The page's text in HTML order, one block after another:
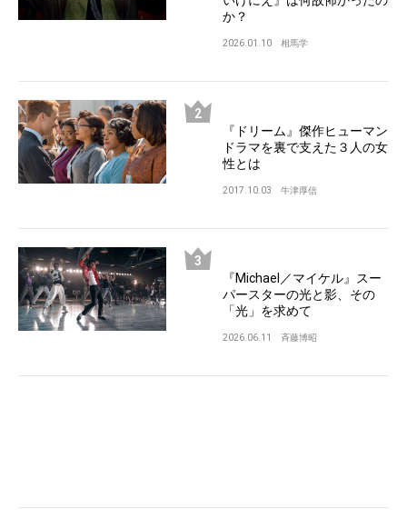
か？
2026.01.10 相馬学
『ドリーム』傑作ヒューマン
ドラマを裏で支えた３人の女
性とは
2017.10.03 牛津厚信
『Michael／マイケル』スー
パースターの光と影、その
「光」を求めて
2026.06.11 斉藤博昭